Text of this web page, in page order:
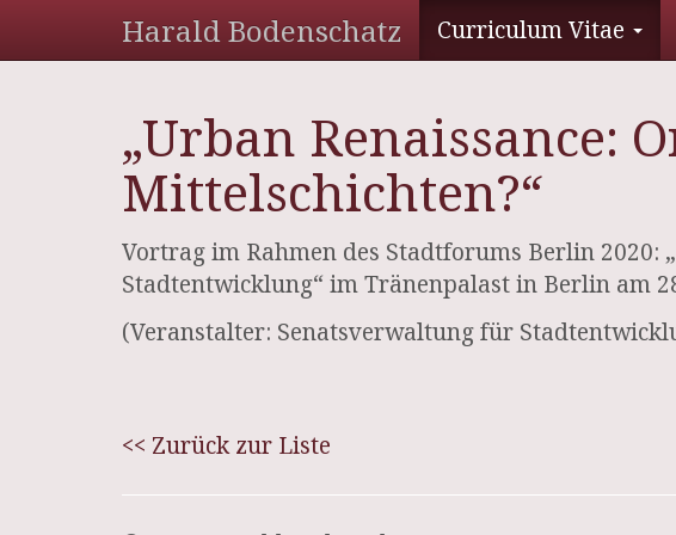
Harald Bodenschatz Curriculum Vitae
„Urban Renaissance:
Mittelschichten?“
Vortrag im Rahmen des Stadtforums Berlin
Stadtentwicklung“ im Tränenpalast in Berlin am
(Veranstalter: Senatsverwaltung für
<< Zurück zur Liste